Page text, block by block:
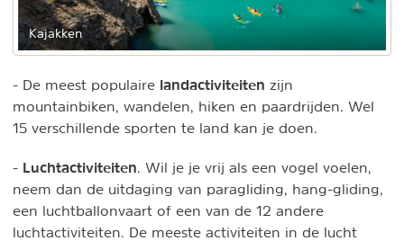
Kajakken
- De meest populaire landactiviteiten zijn
mountainbiken, wandelen, hiken en paardrijden. Wel
15 verschillende sporten te land kan je doen.
- Luchtactiviteiten. Wil je je vrij als een vogel voelen,
neem dan de uitdaging van paragliding, hang-gliding,
een luchtballonvaart of een van de 12 andere
luchtactiviteiten. De meeste activiteiten in de lucht